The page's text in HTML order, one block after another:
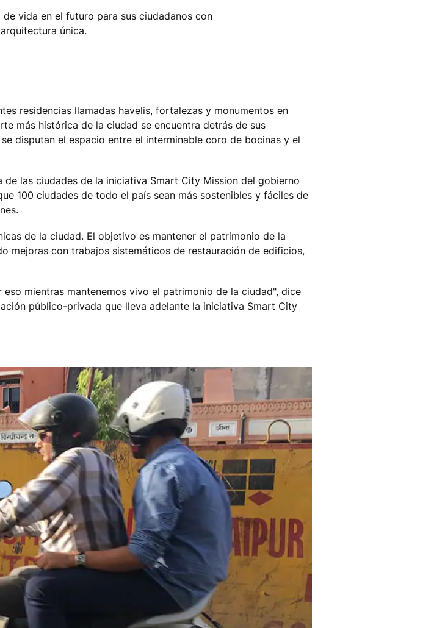
vida en el futuro para sus ciudadanos con
única.
residencias llamadas havelis, fortalezas y monumentos en
más histórica de la ciudad se encuentra detrás de sus
disputan el espacio entre el interminable coro de bocinas y el
las ciudades de la iniciativa Smart City Mission del gobierno
100 ciudades de todo el país sean más sostenibles y fáciles de
de la ciudad. El objetivo es mantener el patrimonio de la
mejoras con trabajos sistemáticos de restauración de edificios,
mientras mantenemos vivo el patrimonio de la ciudad", dice
público-privada que lleva adelante la iniciativa Smart City